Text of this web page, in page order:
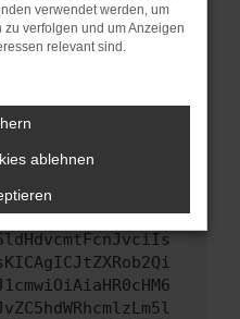
Funktionen nicht mehr
Wir werden
um uns bei der
verwendet werden, um
verfolgen und um Anzeigen
relevant sind.
ablehnen